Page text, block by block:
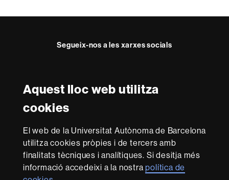
Aquest lloc web utilitza
cookies
El web de la Universitat Autònoma de Barcelona
utilitza cookies pròpies i de tercers amb
finalitats tècniques i analítiques. Si desitja més
informació accedeixi a la nostrapolítica de
Segueix-nos a les xarxes socials
Reconeixement internacional de l'excel·lència
in
Research
-
Euraxess
Amb el finançament de